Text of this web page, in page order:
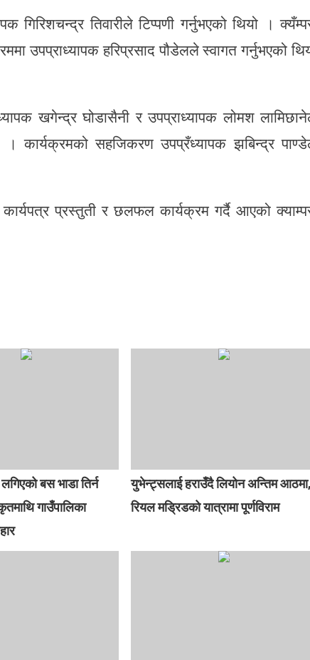
गिरिशचन्द्र तिवारीले टिप्पणी गर्नुभएको थियो ।
उपप्राध्यापक हरिप्रसाद पौडेलले स्वागत गर्नुभएको
खगेन्द्र घोडासैनी र उपप्राध्यापक लोमश
। कार्यक्रमको सहजिकरण उपप्रँध्यापक झबिन्द्र
प्रस्तुती र छलफल कार्यक्रम गर्दै आएको
बस भाडा तिर्न
गाउँपालिका
युभेन्ट्सलाई हराउँदै लियोन अन्तिम आठमा,
रियल मड्रिडको यात्रामा पूर्णविराम